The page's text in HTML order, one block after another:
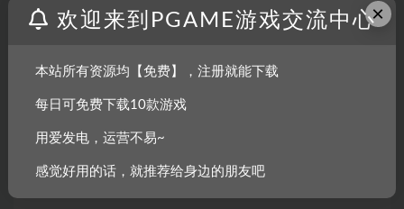
版本介绍
豪华版|容量39.3GB|官方简体中文|支持键盘.鼠标.手柄
×
欢迎来到PGAME游戏交流中心
本站所有资源均【免费】，注册就能下载
每日可免费下载10款游戏
用爱发电，运营不易~
感觉好用的话，就推荐给身边的朋友吧